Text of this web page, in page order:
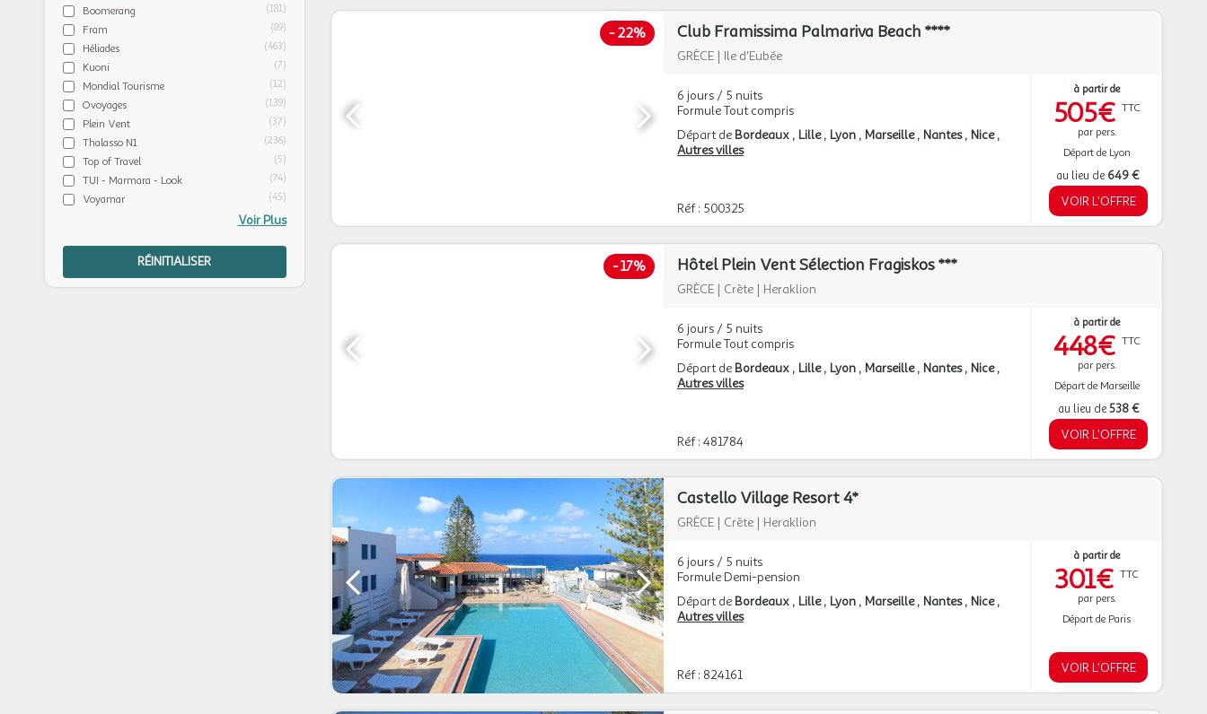
Boomerang (181)
Fram (89)
Héliades (463)
Kuoni (7)
Mondial Tourisme (12)
Ovoyages (139)
Plein Vent (37)
Thalasso N1 (236)
Top of Travel (5)
TUI - Marmara - Look (74)
Voyamar (45)
Voir Plus
RÉINITIALISER
- 22% Club Framissima Palmariva Beach ****
GRÈCE | Ile d'Eubée
6 jours / 5 nuits
Formule Tout compris
Départ de Bordeaux Lille Lyon Marseille Nantes Nice
Autres villes
Réf : 500325
à partir de
505€ TTC
par pers.
Départ de Lyon
au lieu de 649 €
VOIR L'OFFRE
-17% Hôtel Plein Vent Sélection Fragiskos ***
GRÈCE | Crète | Heraklion
6 jours / 5 nuits
Formule Tout compris
Départ de Bordeaux Lille Lyon Marseille Nantes Nice
Autres villes
Réf : 481784
à partir de
448€ TTC
par pers.
Départ de Marseille
au lieu de538 €
VOIR L'OFFRE
Castello Village Resort 4*
GRÈCE | Crète | Heraklion
6 jours / 5 nuits
Formule Demi-pension
Départ de Bordeaux Lille Lyon Marseille Nantes Nice
Autres villes
Réf : 824161
à partir de
301€ TTC
par pers.
Départ de Paris
VOIR L'OFFRE